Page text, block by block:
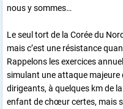
nous y sommes…
Le seul tort de la Corée du
mais c’est une résistance
Rappelons les exercices
simulant une attaque majeure
dirigeants, à quelques km de
enfant de chœur certes, mais